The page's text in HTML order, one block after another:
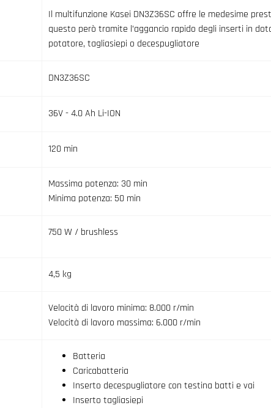
Il multifunzione Kasei DN3Z36SC offre le medesime
questo però tramite l’aggancio rapido degli inserti in
potatore, tagliasiepi o decespugliatore
DN3Z36SC
36V - 4.0 Ah Li-ION
120 min
Massima potenza: 30 min
Minima potenza: 50 min
750 W / brushless
4,5 kg
Velocità di lavoro minima: 8.000 r/min
Velocità di lavoro massima: 6.000 r/min
Batteria
Caricabatteria
Inserto decespugliatore con testina batti e vai
Inserto tagliasiepi